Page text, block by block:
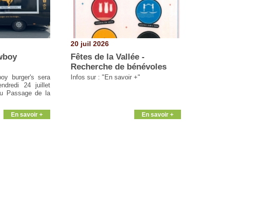
burger's sera
24 juillet
Passage de la
En savoir +
20 juil 2026
Fêtes de la Vallée -
Recherche de bénévoles
Infos sur : "En savoir +"
En savoir +